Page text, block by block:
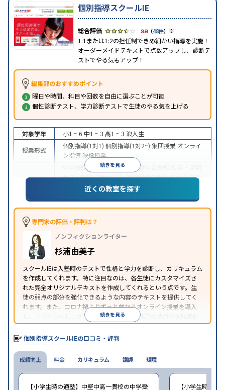
個別指導スクールIE
3.8（48件） ※
1:1または1:2の担任制できめ細かい指導を実施！
オーダーメイドテキストで点数アップし、診断テ
ストでやる気もアップ！
編集部のおすすめポイント
曜日や時間、科目や回数を自由に選ぶことが可能
個性診断テスト、学力診断テストで生徒のやる気を上げる
続きを見る
対象学年 小1 ~ 6 中1 ~ 3 高1 ~ 3 浪人生
授業形式
個別指導(1対1) 個別指導(1対2~) 集団授業 オンライ
ン指導 映像授業
中学受験 高校受験大学受験 医学部受験
テスト対策内申点対策学習習慣の定着総合型選抜
(旧AO)対策 推薦入試対策学校別特化対策
中高一貫校生に対応
可能季節講習のみの受講可
※2023年3月調査。小学校高学年の個別指導塾アンケート調査方法
近くの教室を探す
専門家の評価・評判は？
ノンフィクションライター
杉浦由美子
スクールIEは入塾時のテストで性格と学力を診断し、カリキュラム
を作成してくれます。特に注目なのは、各生徒にカスタマイズさ
れた完全オリジナルテキストを作成してくれるという点です。生
徒の弱点の部分を強化できるような内容のテキストを提供してく
れます。また、コロナ禍よりずっと前からオンライン授業を導入
し、ノウハウもしっかりとしています。AIやICTの活用の先駆者的
な個別指導塾です。
続きを見る
個別指導スクールIEの口コミ・評判
成績向上
【小学生時の通塾】中堅中高一貫校の中学受 【小学生時の通
料金 カリキュラム 講師 環境